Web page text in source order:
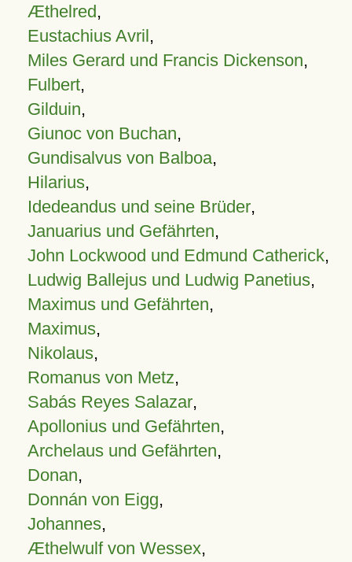
Æthelred,
Eustachius Avril,
Miles Gerard und Francis Dickenson,
Fulbert,
Gilduin,
Giunoc von Buchan,
Gundisalvus von Balboa,
Hilarius,
Idedeandus und seine Brüder,
Januarius und Gefährten,
John Lockwood und Edmund Catherick,
Ludwig Ballejus und Ludwig Panetius,
Maximus und Gefährten,
Maximus,
Nikolaus,
Romanus von Metz,
Sabás Reyes Salazar,
Apollonius und Gefährten,
Archelaus und Gefährten,
Donan,
Donnán von Eigg,
Johannes,
Æthelwulf von Wessex,